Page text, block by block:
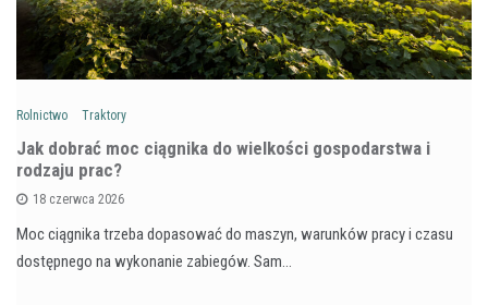
Rolnictwo Traktory
Jak dobrać moc ciągnika do wielkości gospodarstwa i
rodzaju prac?
18 czerwca 2026
Moc ciągnika trzeba dopasować do maszyn, warunków pracy i czasu
dostępnego na wykonanie zabiegów. Sam…